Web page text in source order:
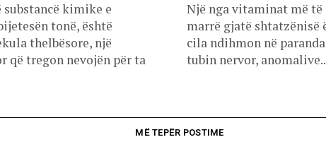
kimike e
tonë, është
thelbësore, një
që tregon nevojën për ta
Një nga vitaminat më të
marrë gjatë shtatzënisë
cila ndihmon në
tubin nervor,
MË TEPËR POSTIME